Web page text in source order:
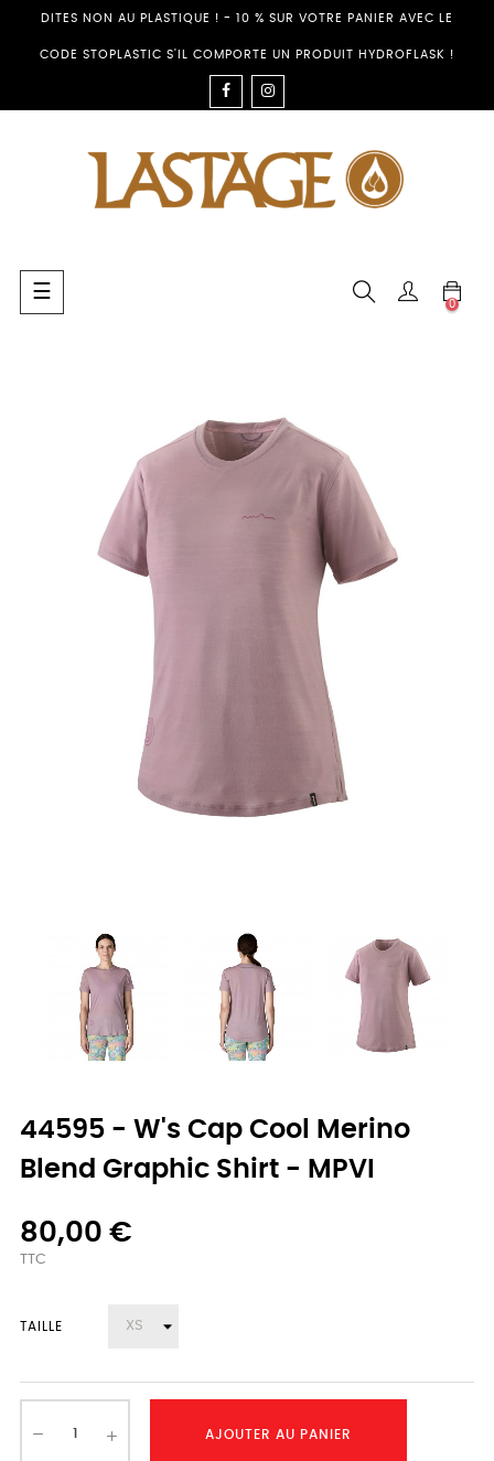
DITES NON AU PLASTIQUE ! - 10 % SUR VOTRE PANIER AVEC LE
CODE STOPLASTIC S'IL COMPORTE UN PRODUIT HYDROFLASK !
FACEBOOK
Basculer
la
☰
0
44595 - W's Cap Cool Merino
Blend Graphic Shirt - MPVI
80,00 €
TTC
TAILLE
AJOUTER AU PANIER